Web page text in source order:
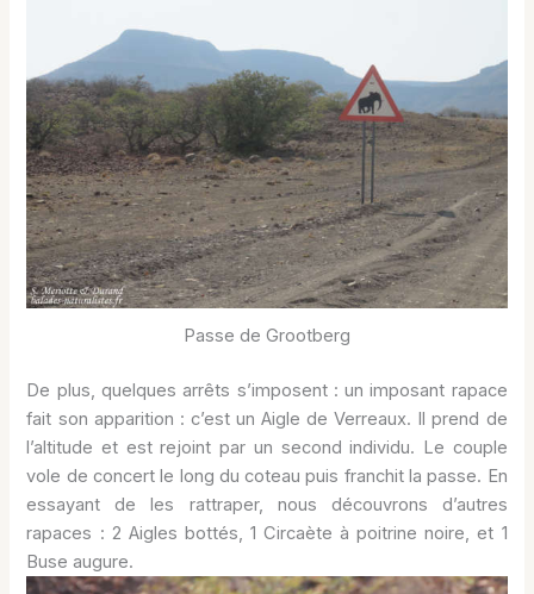
Passe de Grootberg
De plus, quelques arrêts s’imposent : un imposant rapace
fait son apparition : c’est un Aigle de Verreaux. Il prend de
l’altitude et est rejoint par un second individu. Le couple
vole de concert le long du coteau puis franchit la passe. En
essayant de les rattraper, nous découvrons d’autres
rapaces : 2 Aigles bottés, 1 Circaète à poitrine noire, et 1
Buse augure.